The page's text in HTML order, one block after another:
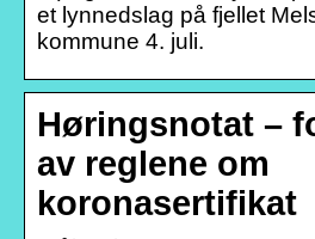
et lynnedslag på fjellet
kommune 4. juli.
Høringsnotat –
av reglene om
koronasertifikat